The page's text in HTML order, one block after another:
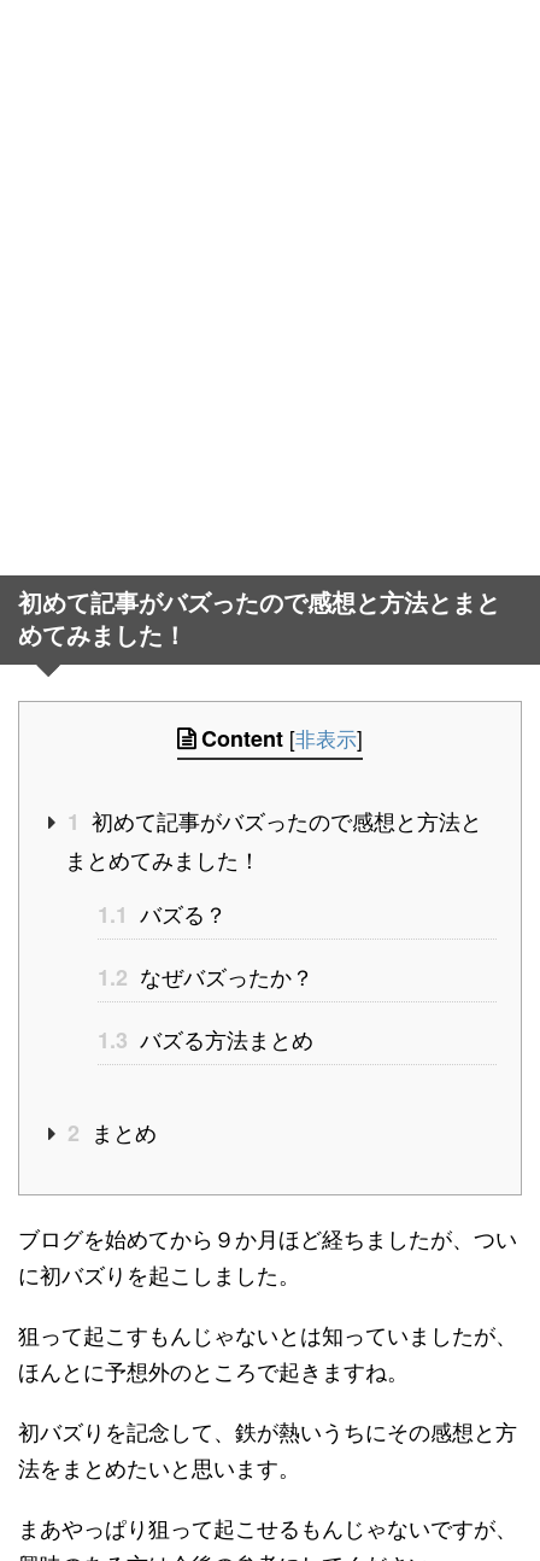
初めて記事がバズったので感想と方法とまと
めてみました！
Content [非表示]
1 初めて記事がバズったので感想と方法と
まとめてみました！
1.1 バズる？
1.2 なぜバズったか？
1.3 バズる方法まとめ
2 まとめ
ブログを始めてから９か月ほど経ちましたが、つい
に初バズりを起こしました。
狙って起こすもんじゃないとは知っていましたが、
ほんとに予想外のところで起きますね。
初バズりを記念して、鉄が熱いうちにその感想と方
法をまとめたいと思います。
まあやっぱり狙って起こせるもんじゃないですが、